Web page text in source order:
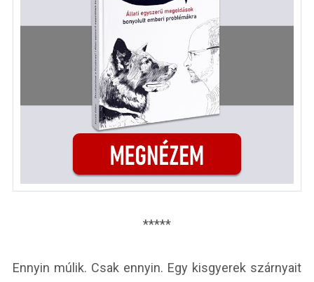
*****
Ennyin múlik. Csak ennyin. Egy kisgyerek szárnyait